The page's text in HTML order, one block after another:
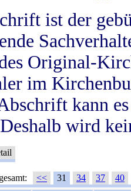
ist der
Original-
im
kann
wird
<< 31 34 37
40